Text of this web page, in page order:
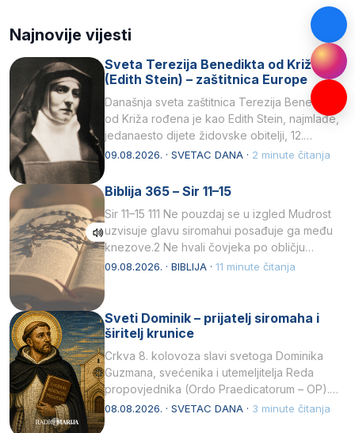
Najnovije vijesti
Sveta Terezija Benedikta od Križa
(Edith Stein) – zaštitnica Europe
Današnja sveta zaštitnica Terezija Benedikta
od Križa rođena je kao Edith Stein, najmlađe,
jedanaesto dijete židovske obitelji, 12.
listopada 1891, u Wrocławu…
09.08.2026. · SVETAC DANA · 2 minute čitanja
Biblija 365 – Sir 11–15
Sir 11–15 111 Ne pouzdaj se u izgled Mudrost
uzvisuje glavu siromahui posađuje ga među
knezove.2 Ne hvali čovjeka po obličju
njegovui…
09.08.2026. · BIBLIJA · 11 minute čitanja
Sveti Dominik – prijatelj siromaha i
širitelj krunice
Crkva 8. kolovoza slavi svetoga Dominika
Guzmana, svećenika i utemeljitelja Reda
propovjednika (Ordo Praedicatorum – OP).
Svojim životom, dubokom ljubavlju prema
08.08.2026. · SVETAC DANA · 3 minute čitanja